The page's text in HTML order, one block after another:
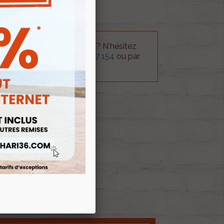
technique sur le produit ? N'hésitez
technique au
0254 277 154 ou par
PANIER